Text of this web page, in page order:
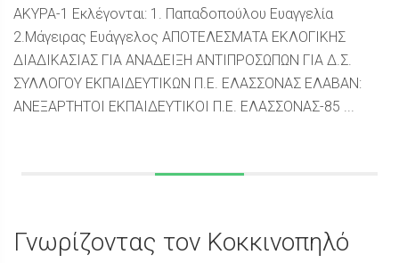
ΑΚΥΡΑ-1 Εκλέγονται: 1. Παπαδοπούλου Ευαγγελία
2.Μάγειρας Ευάγγελος ΑΠΟΤΕΛΕΣΜΑΤΑ ΕΚΛΟΓΙΚΗΣ
ΔΙΑΔΙΚΑΣΙΑΣ ΓΙΑ ΑΝΑΔΕΙΞΗ ΑΝΤΙΠΡΟΣΩΠΩΝ ΓΙΑ Δ.Σ.
ΣΥΛΛΟΓΟΥ ΕΚΠΑΙΔΕΥΤΙΚΩΝ Π.Ε. ΕΛΑΣΣΟΝΑΣ ΕΛΑΒΑΝ:
ΑΝΕΞΑΡΤΗΤΟΙ ΕΚΠΑΙΔΕΥΤΙΚΟΙ Π.Ε. ΕΛΑΣΣΟΝΑΣ-85 ...
Γνωρίζοντας τον Κοκκινοπηλό